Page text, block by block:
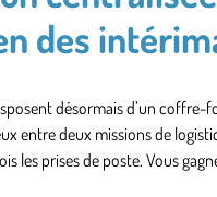
des
désormais d’un
entre deux missions de
les prises de poste. Vous